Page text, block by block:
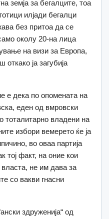
земја за бегалците, тоа
илјади бегалци
без притоа да се
околу 20-на лица
на визи за Европа,
откако ја загубија
е дека по опомената на
еден од вмровски
тоталитарно владени на
избори вемерето ќе ја
во оваа партија
тој факт, на оние кои
не им дава за
со вакви гнасни
здруженија“ од